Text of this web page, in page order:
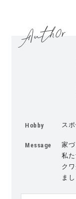
納得リフォーム
お知らせ
近日分譲予定情
Hobby ス
Message
家づ
私
ク
まし